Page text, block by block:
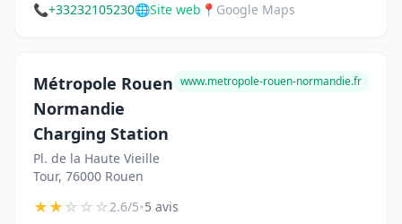
📞+33232105230🌐Site web 📍 Google Maps
Métropole Rouen
Normandie
Charging Station
Pl. de la Haute Vieille
Tour, 76000 Rouen
www.metropole-rouen-normandie.fr
★★☆☆☆2.6/5•5 avis